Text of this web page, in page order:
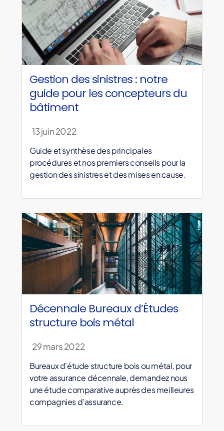
Gestion des sinistres : notre
guide pour les concepteurs du
bâtiment
13 juin 2022
Guide et synthèse des principales
procédures et nos premiers conseils pour la
gestion des sinistres et des mises en cause.
Décennale Bureaux d’Études
structure bois métal
29 mars 2022
Bureaux d'étude structure bois ou métal, pour
votre assurance décennale, demandez nous
une étude comparative auprès des meilleures
compagnies d’assurance.